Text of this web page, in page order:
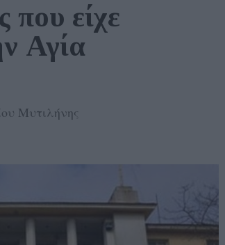
που είχε
Αγία
Μυτιλήνης